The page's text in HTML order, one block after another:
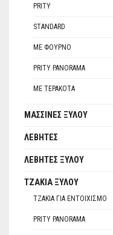
PRITY
STANDARD
ΜΕ ΦΟΎΡΝΟ
PRITY PANORAMA
ΜΕ ΤΕΡΑΚΌΤΑ
ΜΑΣΣΊΝΕΣ ΞΎΛΟΥ
ΛΈΒΗΤΕΣ
ΛΈΒΗΤΕΣ ΞΎΛΟΥ
ΤΖΆΚΙΑ ΞΎΛΟΥ
ΤΖΆΚΙΑ ΓΙΑ ΕΝΤΟΙΧΙΣΜΌ
PRITY PANORAMA